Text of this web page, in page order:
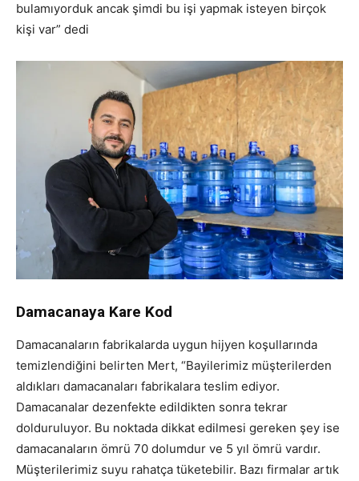
bulamıyorduk ancak şimdi bu işi yapmak isteyen birçok
kişi var” dedi
Damacanaya Kare Kod
Damacanaların fabrikalarda uygun hijyen koşullarında
temizlendiğini belirten Mert, “Bayilerimiz müşterilerden
aldıkları damacanaları fabrikalara teslim ediyor.
Damacanalar dezenfekte edildikten sonra tekrar
dolduruluyor. Bu noktada dikkat edilmesi gereken şey ise
damacanaların ömrü 70 dolumdur ve 5 yıl ömrü vardır.
Müşterilerimiz suyu rahatça tüketebilir. Bazı firmalar artık